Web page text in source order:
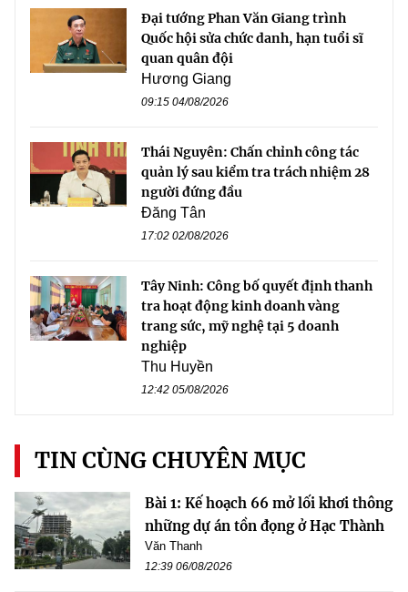
Đại tướng Phan Văn Giang trình
Quốc hội sửa chức danh, hạn tuổi sĩ
quan quân đội
Hương Giang
09:15 04/08/2026
Thái Nguyên: Chấn chỉnh công tác
quản lý sau kiểm tra trách nhiệm 28
người đứng đầu
Đăng Tân
17:02 02/08/2026
Tây Ninh: Công bố quyết định thanh
tra hoạt động kinh doanh vàng
trang sức, mỹ nghệ tại 5 doanh
nghiệp
Thu Huyền
12:42 05/08/2026
TIN CÙNG CHUYÊN MỤC
Bài 1: Kế hoạch 66 mở lối khơi thông
những dự án tồn đọng ở Hạc Thành
Văn Thanh
12:39 06/08/2026